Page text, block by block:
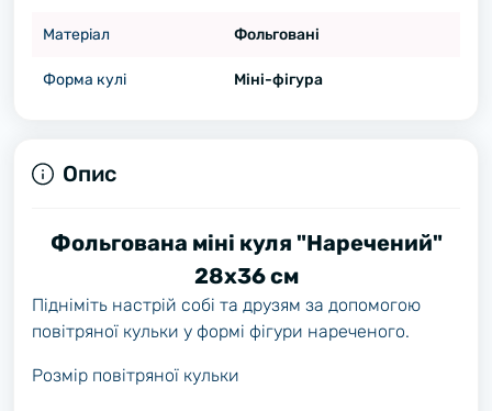
Матеріал Фольговані
Форма кулі Міні-фігура
Опис
Фольгована міні куля "Наречений"
28х36 см
Підніміть настрій собі та друзям за допомогою
повітряної кульки у формі фігури нареченого.
Розмір повітряної кульки